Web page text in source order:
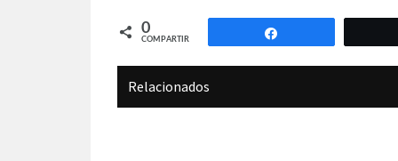
0
COMPARTIR
Relacionados